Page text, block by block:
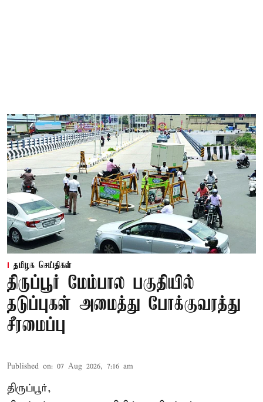
தமிழக செய்திகள்
திருப்பூர் மேம்பால பகுதியில்
தடுப்புகள் அமைத்து போக்குவரத்து
சீரமைப்பு
Published on: 07 Aug 2026, 7:16 am
திருப்பூர்,